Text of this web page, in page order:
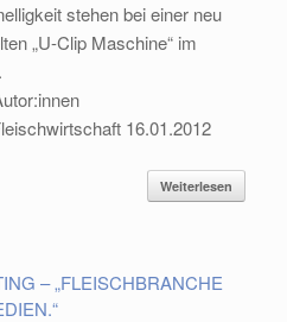
stehen bei einer neu
„U-Clip Maschine“ im
16.01.2012
Weiterlesen
– „FLEISCHBRANCHE